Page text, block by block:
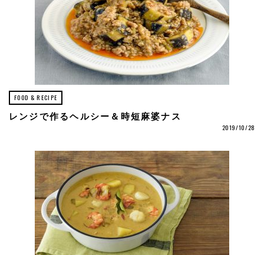
FOOD & RECIPE
レンジで作るヘルシー＆時短麻婆ナス
2019/10/28